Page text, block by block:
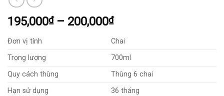
195,000₫ – 200,000₫Khoảng
từ
195,000₫
đến
200,000₫
Đơn vị tính
Chai
Trọng lượng
700ml
Quy cách thùng
Thùng 6 chai
Hạn sử dụng
36 tháng